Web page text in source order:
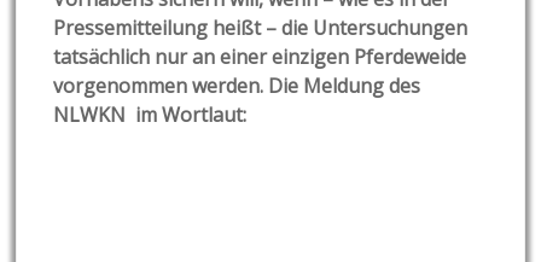
Pressemitteilung heißt – die Untersuchungen
tatsächlich nur an einer einzigen Pferdeweide
vorgenommen werden. Die Meldung des
NLWKN im Wortlaut: